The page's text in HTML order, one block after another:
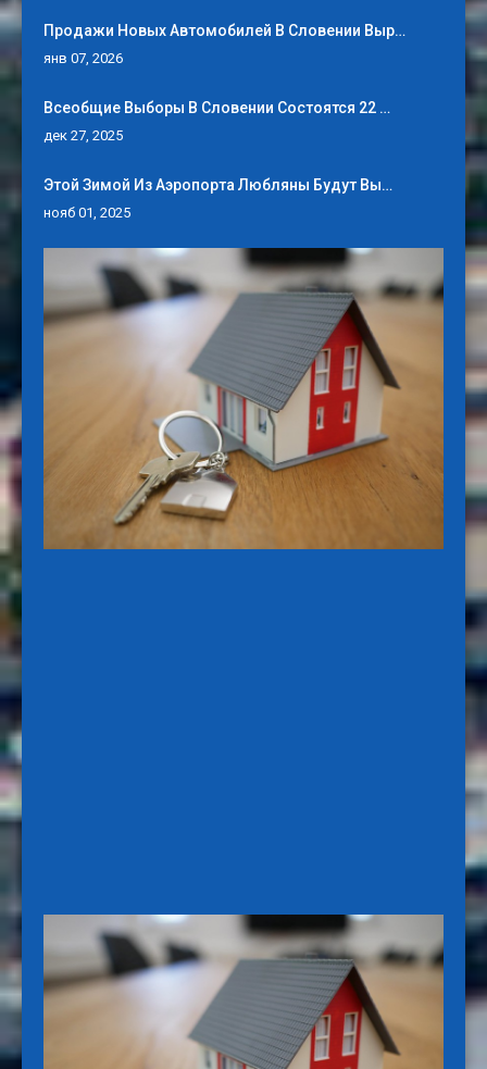
Продажи Новых Автомобилей В Словении Выр…
янв 07, 2026
Всеобщие Выборы В Словении Состоятся 22 …
дек 27, 2025
Этой Зимой Из Аэропорта Любляны Будут Вы…
нояб 01, 2025